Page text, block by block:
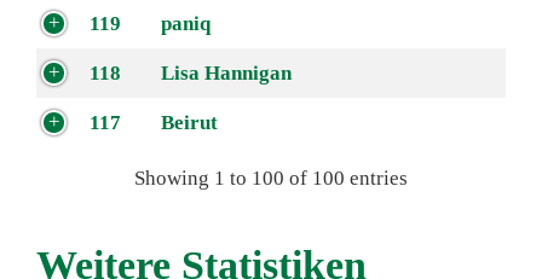
119 paniq
118 Lisa Hannigan
117 Beirut
Showing 1 to 100 of 100 entries
Weitere Statistiken